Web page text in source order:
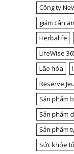
Công ty
giảm cân
Herbalife
LifeWise
Lão hóa
Reserve
Sản phẩm
Sản phẩm
Sản phẩm
Sức khỏe